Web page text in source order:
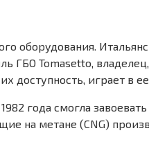
оборудования.
Tomasetto,
доступность, играет в
года смогла
на метане (CNG)